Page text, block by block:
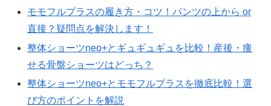
モモフルプラスの履き方・コツ！パンツの上から or
直接？疑問点を解決します！
整体ショーツneo+とギュギュギュを比較！産後・痩
せる骨盤ショーツはどっち？
整体ショーツneo+とモモフルプラスを徹底比較！選
び方のポイントを解説